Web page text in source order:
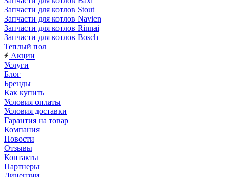
Запчасти для котлов Stout
Запчасти для котлов Navien
Запчасти для котлов Rinnai
Запчасти для котлов Bosch
Теплый пол
Акции
Услуги
Блог
Бренды
Как купить
Условия оплаты
Условия доставки
Гарантия на товар
Компания
Новости
Отзывы
Контакты
Партнеры